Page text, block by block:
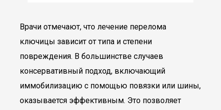
Врачи отмечают, что лечение перелома
ключицы зависит от типа и степени
повреждения. В большинстве случаев
консервативный подход, включающий
иммобилизацию с помощью повязки или шины,
оказывается эффективным. Это позволяет